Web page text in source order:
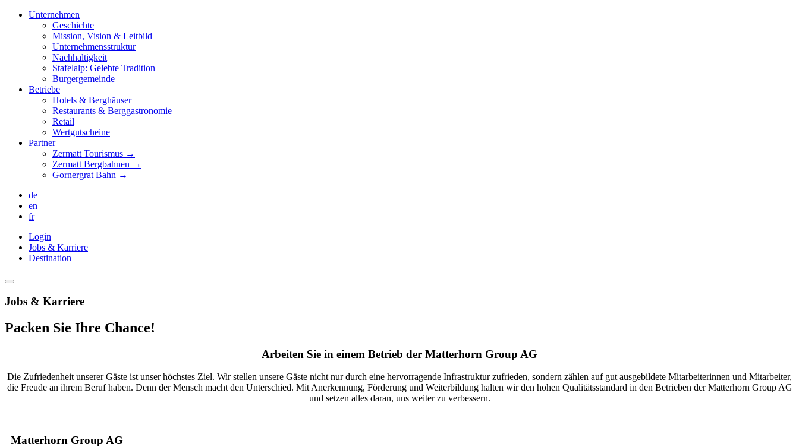
Unternehmen
Geschichte
Mission, Vision & Leitbild
Unternehmensstruktur
Nachhaltigkeit
Stafelalp: Gelebte Tradition
Burgergemeinde
Betriebe
Hotels & Berghäuser
Restaurants & Berggastronomie
Retail
Wertgutscheine
Partner
Zermatt Tourismus →
Zermatt Bergbahnen →
Gornergrat Bahn →
de
en
fr
Login
Jobs & Karriere
Destination
Jobs & Karriere
Packen Sie Ihre Chance!
Arbeiten Sie in einem Betrieb der Matterhorn Group AG
Die Zufriedenheit unserer Gäste ist unser höchstes Ziel. Wir stellen unsere Gäste nicht nur durch eine hervorragende Infrastruktur zufrieden, sondern zählen auf gut ausgebildete Mitarbeiterinnen und Mitarbeiter,
die Freude an ihrem Beruf haben. Denn der Mensch macht den Unterschied. Mit Anerkennung, Förderung und Weiterbildung halten wir den hohen Qualitätsstandard in den Betrieben der Matterhorn Group AG
und setzen alles daran, uns weiter zu verbessern.
Matterhorn Group AG